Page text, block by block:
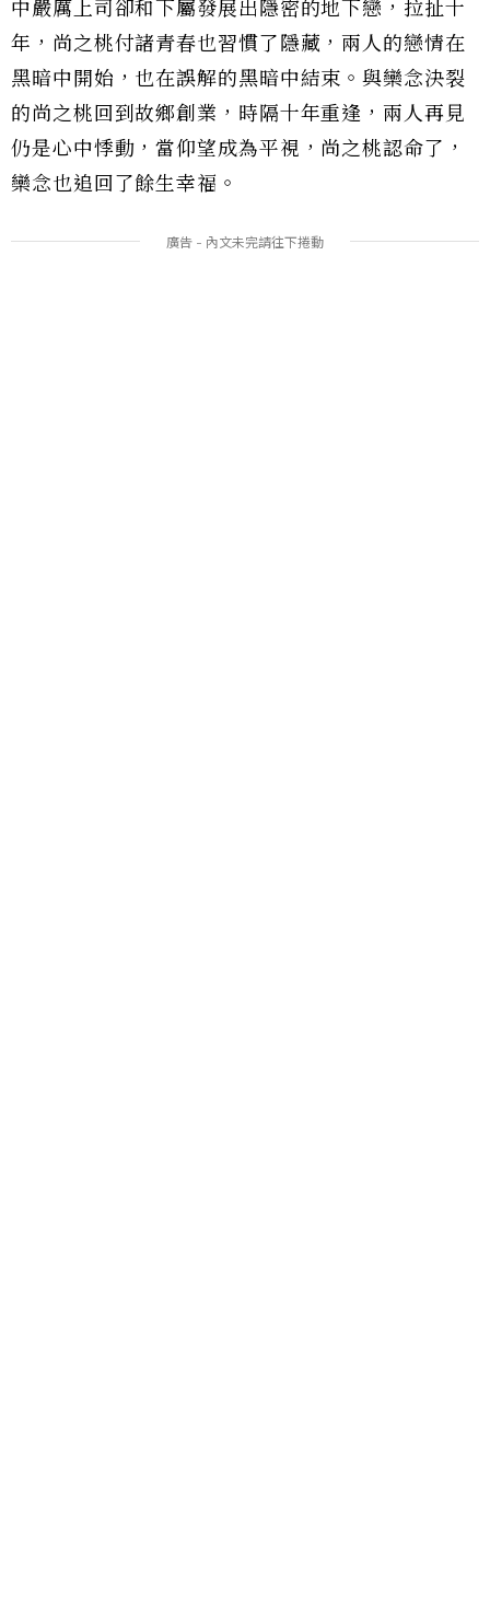
中嚴厲上司卻和下屬發展出隱密的地下戀，拉扯十
年，尚之桃付諸青春也習慣了隱藏，兩人的戀情在
黑暗中開始，也在誤解的黑暗中結束。與欒念決裂
的尚之桃回到故鄉創業，時隔十年重逢，兩人再見
仍是心中悸動，當仰望成為平視，尚之桃認命了，
欒念也追回了餘生幸福。